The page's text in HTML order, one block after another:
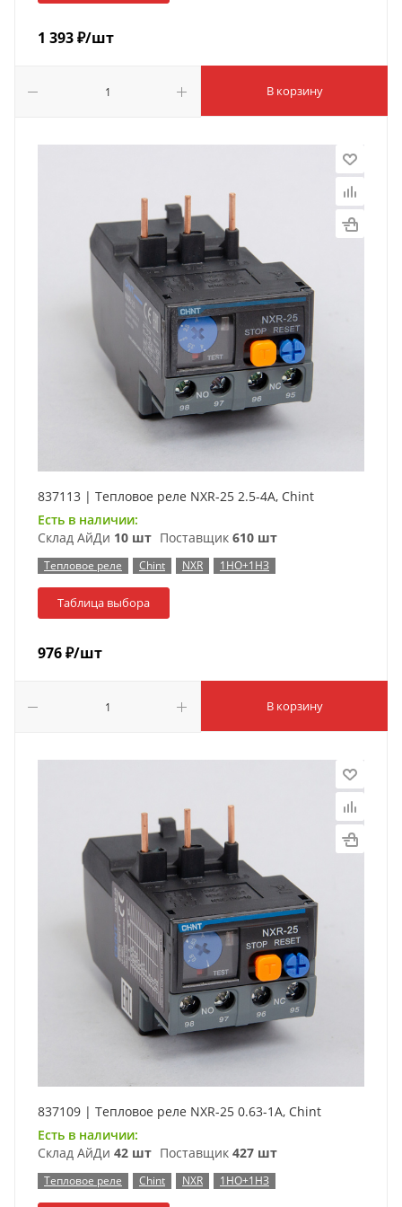
1 393₽/шт
В корзину
837113 | Тепловое реле NXR-25 2.5-4А, Chint
Есть в наличии:
Склад АйДи 10 шт Поставщик 610 шт
Тепловое реле Chint NXR 1НО+1НЗ
Таблица выбора
976₽/шт
В корзину
837109 | Тепловое реле NXR-25 0.63-1А, Chint
Есть в наличии:
Склад АйДи 42 шт Поставщик 427 шт
Тепловое реле Chint NXR 1НО+1НЗ